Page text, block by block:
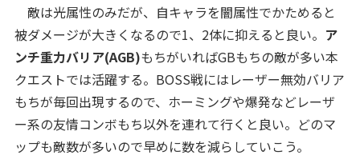
敵は光属性のみだが、自キャラを闇属性でかためると
被ダメージが大きくなるので1、2体に抑えると良い。 ア
ンチ重力バリア(AGB)もちがいればGBもちの敵が多い本
クエストでは活躍する。BOSS戦にはレーザー無効バリア
もちが毎回出現するので、ホーミングや爆発などレーザ
ー系の友情コンボもち以外を連れて行くと良い。どのマ
ップも敵数が多いので早めに数を減らしていこう。